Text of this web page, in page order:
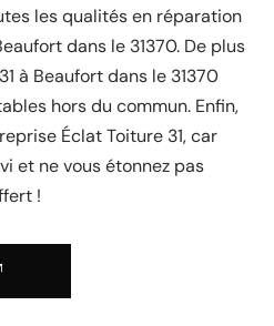
les qualités en réparation
dans le 31370. De plus
à Beaufort dans le 31370
hors du commun. Enfin,
Éclat Toiture 31, car
et ne vous étonnez pas
!